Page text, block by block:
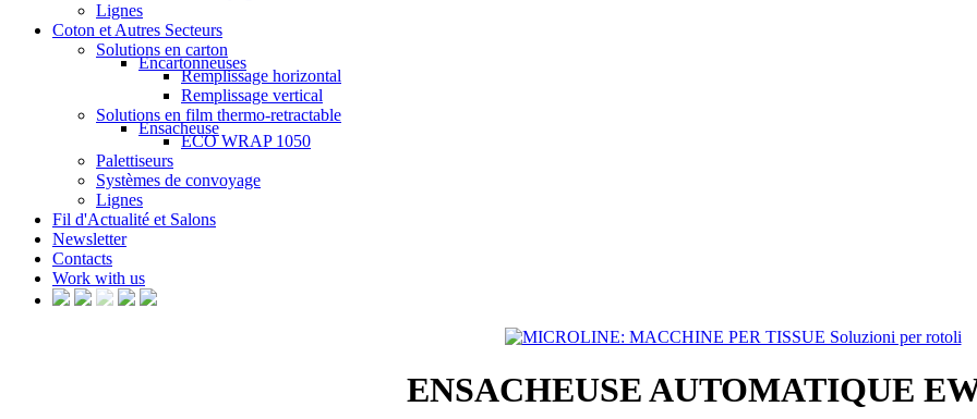
Lignes
Coton et Autres Secteurs
Solutions en carton
Encartonneuses
Remplissage horizontal
Remplissage vertical
Solutions en film thermo-retractable
Ensacheuse
ECO WRAP 1050
Palettiseurs
Systèmes de convoyage
Lignes
Fil d'Actualité et Salons
Newsletter
Contacts
Work with us
ENSACHEUSE AUTOMATIQUE